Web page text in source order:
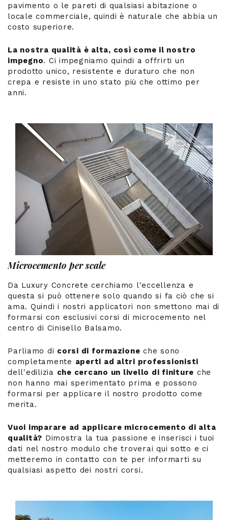
pavimento o le pareti di qualsiasi abitazione o
locale commerciale, quindi è naturale che abbia un
costo superiore.
La nostra qualità è alta, così come il nostro
impegno. Ci impegniamo quindi a offrirti un
prodotto unico, resistente e duraturo che non
crepa e resiste in uno stato più che ottimo per
anni.
Microcemento per scale
Da Luxury Concrete cerchiamo l'eccellenza e
questa si può ottenere solo quando si fa ciò che si
ama. Quindi i nostri applicatori non smettono mai di
formarsi con esclusivi corsi di microcemento nel
centro di Cinisello Balsamo.
Parliamo di corsi di formazione che sono
completamente aperti ad altri professionisti
dell'edilizia che cercano un livello di finiture che
non hanno mai sperimentato prima e possono
formarsi per applicare il nostro prodotto come
merita.
Vuoi imparare ad applicare microcemento di alta
qualità? Dimostra la tua passione e inserisci i tuoi
dati nel nostro modulo che troverai qui sotto e ci
metteremo in contatto con te per informarti su
qualsiasi aspetto dei nostri corsi.